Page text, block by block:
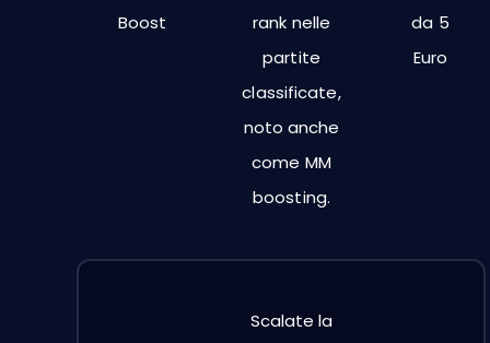
Boost
rank nelle
partite
classificate,
noto anche
come MM
boosting.
da 5
Euro
Scalate la